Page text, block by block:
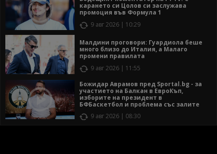
карането си Цолов си заслужава
промоция във Формула 1
9 авг 2026 | 10:29
Малдини проговори: Гуардиола беше
много близо до Италия, а Малаго
промени правилата
9 авг 2026 | 11:55
Божидар Аврамов пред Sportal.bg - за
участието на Балкан в ЕвроКъп,
изборите на президент в
БФБаскетбол и проблема със залите
9 авг 2026 | 08:30